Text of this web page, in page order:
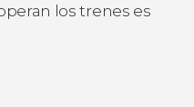
los trenes es